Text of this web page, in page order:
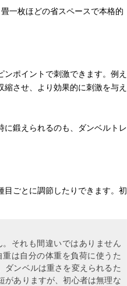
一枚ほどの省スペースで本格的
ポイントで刺激できます。例え
させ、より効果的に刺激を与え
に鍛えられるのも、ダンベルトレ
ごとに調節したりできます。初
それも間違いではありません
は自分の体重を負荷に使うた
ダンベルは重さを変えられるた
がありますが、初心者は無理な